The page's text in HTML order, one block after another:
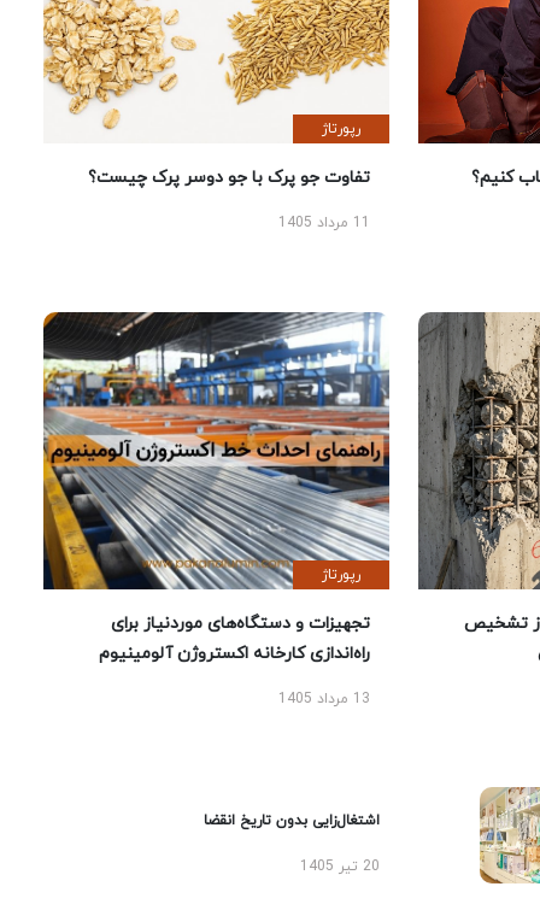
کنیم؟
رپورتاژ
تفاوت جو پرک با جو دوسر پرک چیست؟
تشخیص
رپورتاژ
تجهیزات و دستگاه‌های موردنیاز برای
راه‌اندازی کارخانه اکستروژن آلومینیوم
13 مرداد 1405
اشتغال‌زایی بدون تاریخ انقضا
20 تیر 1405